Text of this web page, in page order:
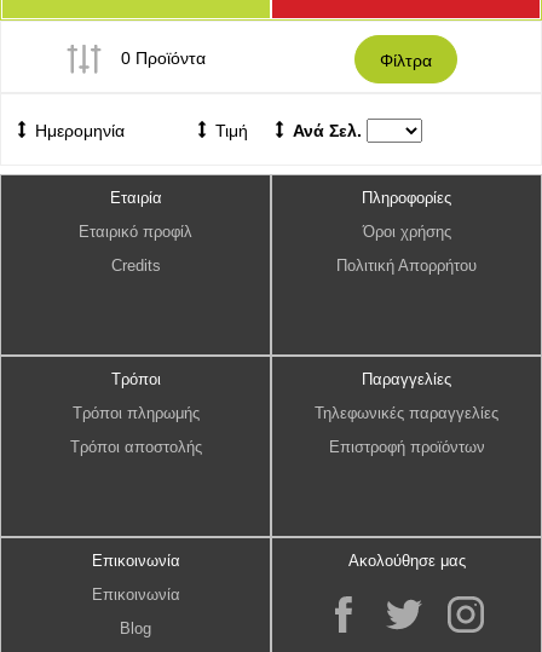
0 Προϊόντα Φίλτρα
Ημερομηνία Τιμή Ανά Σελ.
Εταιρία
Εταιρικό προφίλ
Credits
Πληροφορίες
Όροι χρήσης
Πολιτική Απορρήτου
Τρόποι
Τρόποι πληρωμής
Τρόποι αποστολής
Παραγγελίες
Τηλεφωνικές παραγγελίες
Επιστροφή προϊόντων
Επικοινωνία
Επικοινωνία
Blog
Ακολούθησε μας